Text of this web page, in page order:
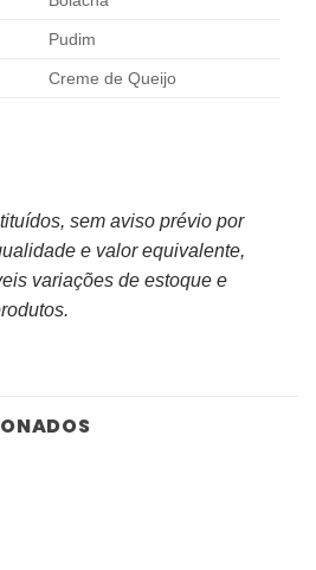
Pudim
Creme de Queijo
sem aviso prévio por
e valor equivalente,
variações de estoque e